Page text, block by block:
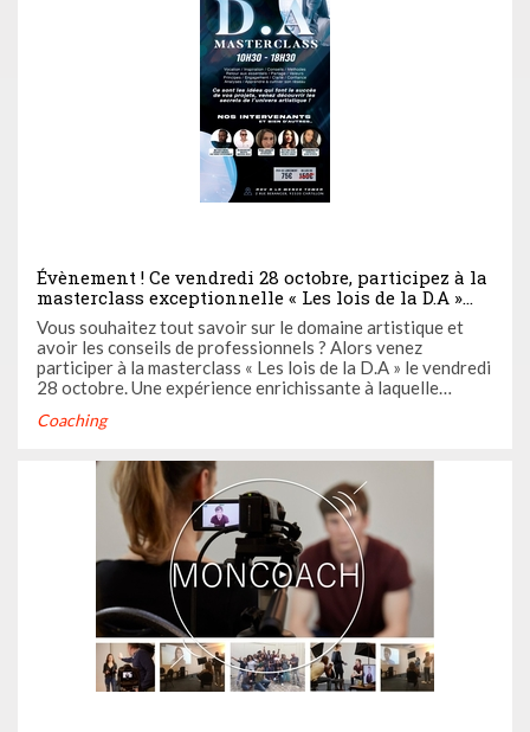
Évènement ! Ce vendredi 28 octobre, participez à la
masterclass exceptionnelle « Les lois de la D.A »
organisée par la directrice artistique Yass la DA
Vous souhaitez tout savoir sur le domaine artistique et
avoir les conseils de professionnels ? Alors venez
participer à la masterclass « Les lois de la D.A » le vendredi
28 octobre. Une expérience enrichissante à laquelle
Coaching